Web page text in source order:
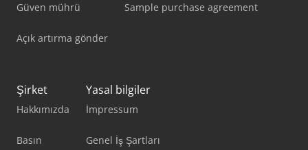
Güven mührü
Açık artırma gönder
Sample purchase agreement
Şirket
Hakkımızda
Basın
Yasal bilgiler
İmpressum
Genel İş Şartları